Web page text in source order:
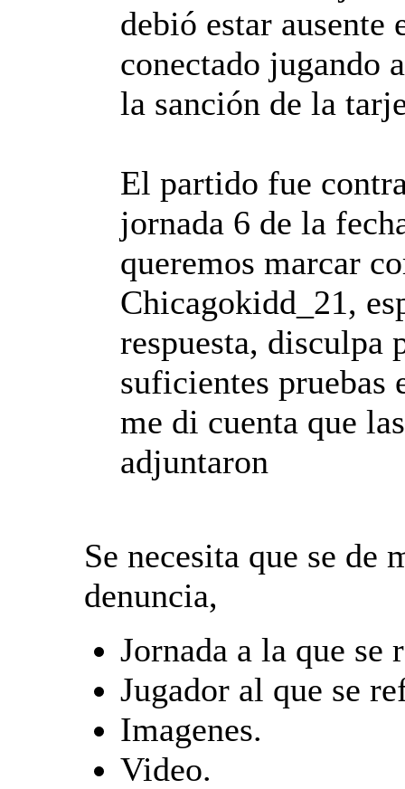
debió estar ausente
conectado jugando
la sanción de la
El partido fue
jornada 6 de la
queremos marcar
Chicagokidd_21,
respuesta, disculpa
suficientes pruebas
me di cuenta que
adjuntaron
Se necesita que se de
denuncia,
Jornada a la que se
Jugador al que se
Imagenes.
Video.